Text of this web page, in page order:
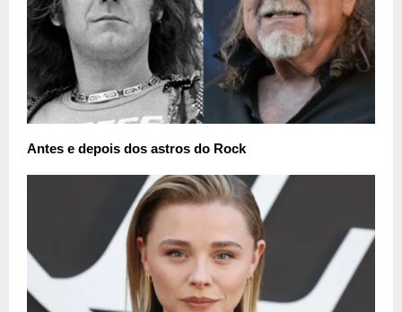
Antes e depois dos astros do Rock